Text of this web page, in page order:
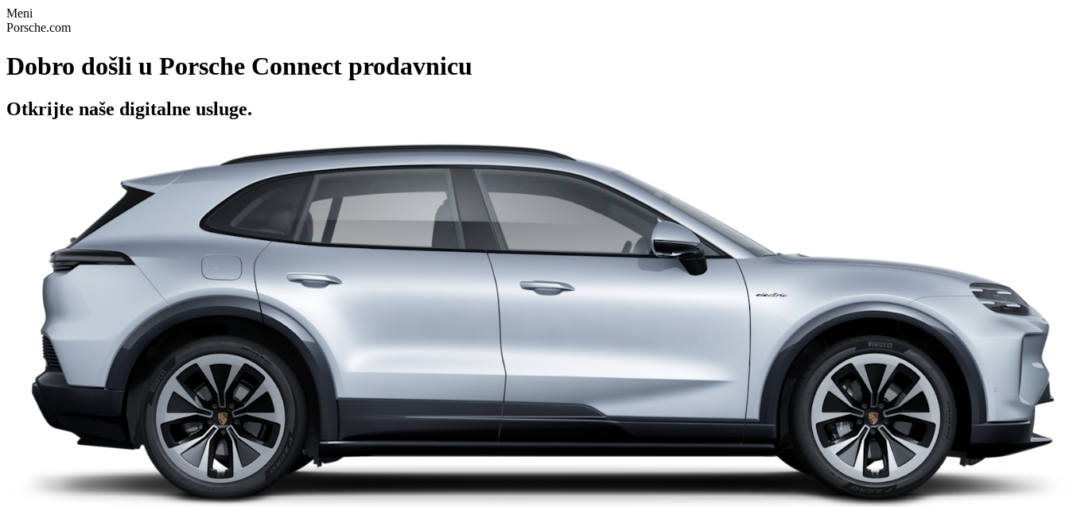
Meni
Porsche.com
Dobro došli u Porsche Connect prodavnicu
Otkrijte naše digitalne usluge.